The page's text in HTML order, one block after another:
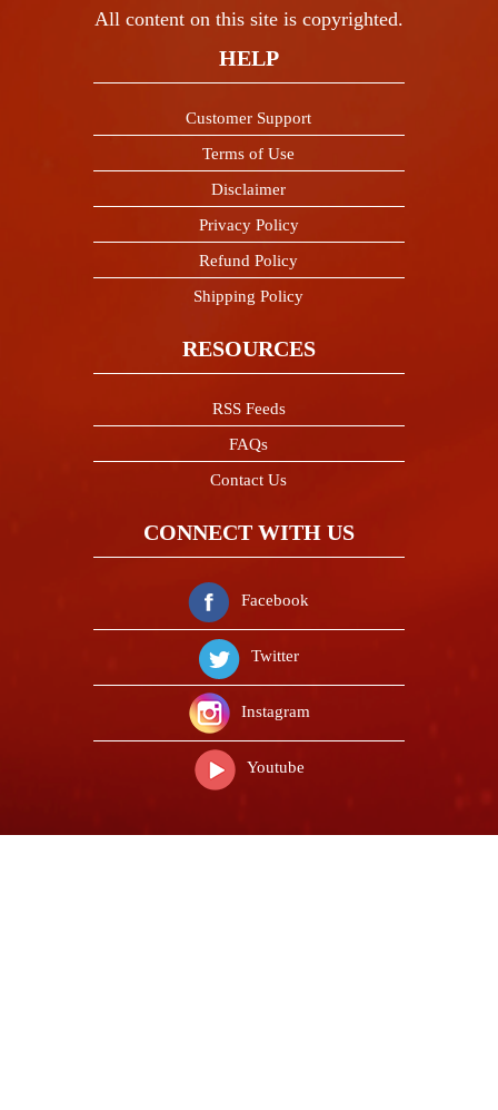
All content on this site is copyrighted.
HELP
Customer Support
Terms of Use
Disclaimer
Privacy Policy
Refund Policy
Shipping Policy
RESOURCES
RSS Feeds
FAQs
Contact Us
CONNECT WITH US
Facebook
Twitter
Instagram
Youtube